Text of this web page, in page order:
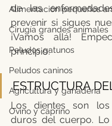
Alimentación pequeños
Cirugía grandes animales
Peludos gatunos
Peludos caninos
Agricultura y ganadería
Ovino y caprino
de las
prevenir si sigues
¡Vamos allá!
principio:
ESTRUCTURA
Los dientes son
duros del cuerpo.